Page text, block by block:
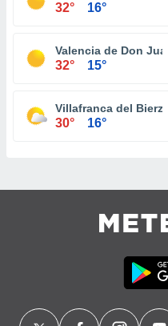
32° 16°
Valencia de Don Juan
32° 15°
Villafranca del Bierzo
30° 16°